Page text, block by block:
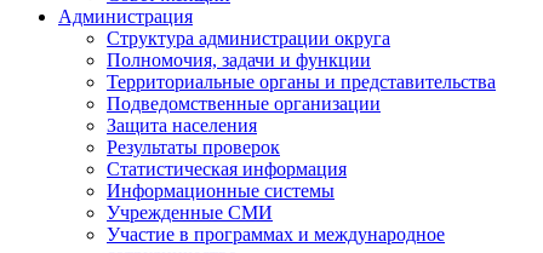
Администрация
Структура администрации округа
Полномочия, задачи и функции
Территориальные органы и представительства
Подведомственные организации
Защита населения
Результаты проверок
Статистическая информация
Информационные системы
Учрежденные СМИ
Участие в программах и международное